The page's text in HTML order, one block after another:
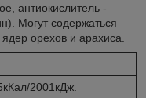
антиокислитель -
Могут содержаться
орехов и арахиса.
2001кДж.